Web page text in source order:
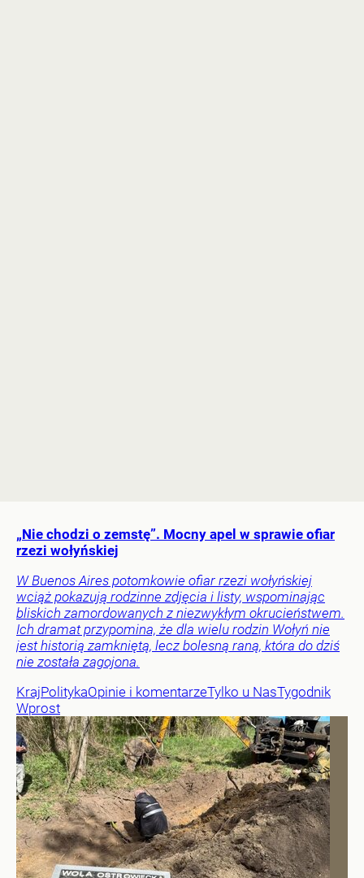
„Nie chodzi o zemstę”. Mocny apel w sprawie ofiar
rzezi wołyńskiej
W Buenos Aires potomkowie ofiar rzezi wołyńskiej
wciąż pokazują rodzinne zdjęcia i listy, wspominając
bliskich zamordowanych z niezwykłym okrucieństwem.
Ich dramat przypomina, że dla wielu rodzin Wołyń nie
jest historią zamkniętą, lecz bolesną raną, która do dziś
nie została zagojona.
KrajPolitykaOpinie i komentarzeTylko u NasTygodnik
Wprost